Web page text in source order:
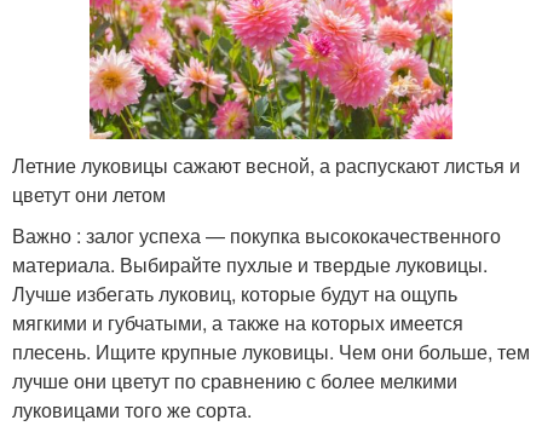
Летние луковицы сажают весной, а распускают листья и
цветут они летом
Важно : залог успеха — покупка высококачественного
материала. Выбирайте пухлые и твердые луковицы.
Лучше избегать луковиц, которые будут на ощупь
мягкими и губчатыми, а также на которых имеется
плесень. Ищите крупные луковицы. Чем они больше, тем
лучше они цветут по сравнению с более мелкими
луковицами того же сорта.